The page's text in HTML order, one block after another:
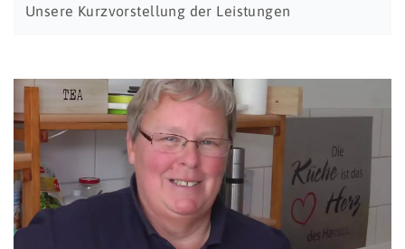
Unsere Kurzvorstellung der Leistungen